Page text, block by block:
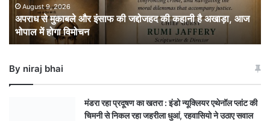
की
कहानी
अखाड़ा,
भोपाल
August 9, 2026
अपराध से मुकाबले और इंसाफ की जद्दोजहद की कहानी है अखाड़ा, आज
भोपाल में होगा विमोचन
By niraj bhai
मंडरा रहा प्रदूषण का खतरा : इंडो न्यूक्लियर एथेनॉल प्लांट की
चिमनी से निकल रहा जहरीला धुआं, रहवासियो ने उठाए सवाल